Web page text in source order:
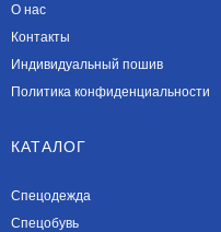
О нас
Контакты
Индивидуальный пошив
Политика конфиденциальности
КАТАЛОГ
Спецодежда
Спецобувь